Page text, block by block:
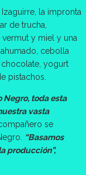
la impronta
de trucha,
y miel y una
cebolla
yogurt
pistachos.
Negro, toda esta
vasta
se
“Basamos
producción”,